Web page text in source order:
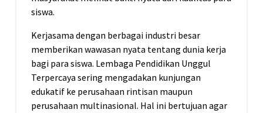
siswa.
Kerjasama dengan berbagai industri besar
memberikan wawasan nyata tentang dunia kerja
bagi para siswa. Lembaga Pendidikan Unggul
Terpercaya sering mengadakan kunjungan
edukatif ke perusahaan rintisan maupun
perusahaan multinasional. Hal ini bertujuan agar